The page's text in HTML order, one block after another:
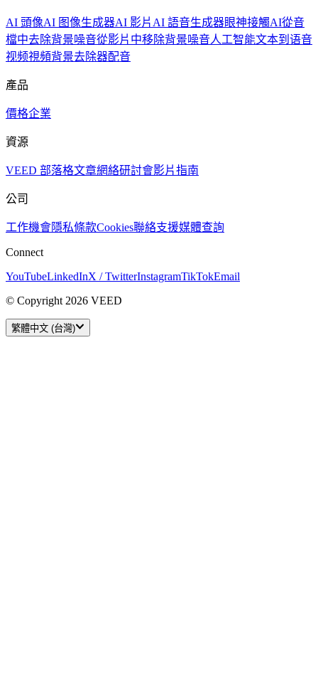
AI 頭像AI 图像生成器AI 影片 AI 語音生成器眼神接觸AI從音
檔中去除背景噪音從影片中移除背景噪音人工智能文本到语音
视频視頻背景去除器配音
產品
價格企業
資源
VEED 部落格文章網絡研討會影片指南
公司
工作機會隱私條款Cookies聯絡支援媒體查詢
Connect
YouTubeLinkedInX / TwitterInstagramTikTokEmail
© Copyright 2026 VEED
繁體中文 (台灣)